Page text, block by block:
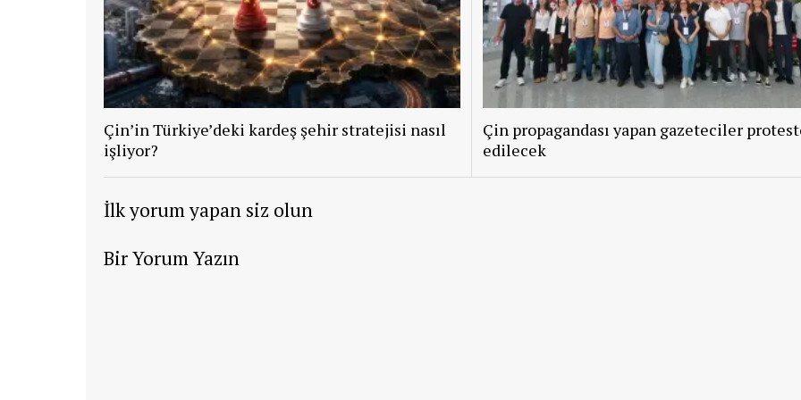
Çin’in Türkiye’deki kardeş şehir stratejisi nasıl
işliyor?
Çin propagandası yapan gazeteciler
edilecek
İlk yorum yapan siz olun
Bir Yorum Yazın